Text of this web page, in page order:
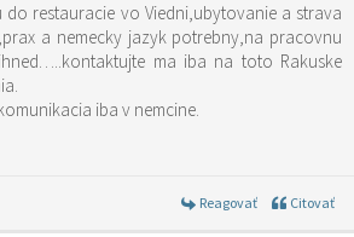
restauracie vo Viedni,ubytovanie a strava
a nemecky jazyk potrebny,na pracovnu
ma iba na toto Rakuske
iba v nemcine.
Reagovať Citovať